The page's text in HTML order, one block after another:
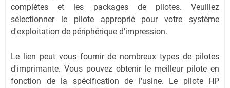
complètes et les packages de pilotes. Veuillez
sélectionner le pilote approprié pour votre système
d'exploitation de périphérique d'impression.
Le lien peut vous fournir de nombreux types de pilotes
d'imprimante. Vous pouvez obtenir le meilleur pilote en
fonction de la spécification de l'usine. Le pilote HP